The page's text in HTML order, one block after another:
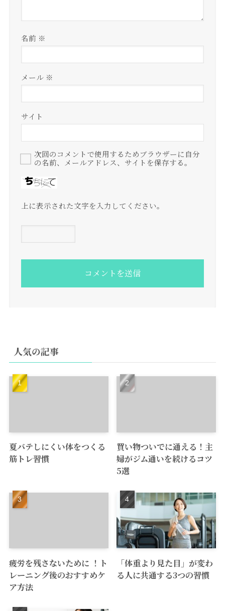
名前 ※
メール ※
サイト
次回のコメントで使用するためブラウザーに自分
の名前、メールアドレス、サイトを保存する。
上に表示された文字を入力してください。
人気の記事
夏バテしにくい体をつくる
筋トレ習慣
買い物ついでに通える！主
婦がジム通いを続けるコツ
5選
疲労を残さないために ！ト
レーニング後のおすすめケ
ア方法
「体重より見た目」が変わ
る人に共通する3つの習慣